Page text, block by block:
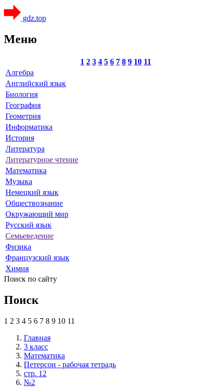
gdz.top
Меню
1 2 3 4 5 6 7 8 9 10 11
Алгебра
Английский язык
Биология
География
Геометрия
Информатика
История
Литература
Литературное чтение
Математика
Музыка
Немецкий язык
Обществознание
Окружающий мир
Русский язык
Семьеведение
Физика
Французский язык
Химия
Поиск по сайту
Поиск
1 2 3 4 5 6 7 8 9 10 11
Главная
3 класс
Математика
Петерсон - рабочая тетрадь
стр. 12
№2